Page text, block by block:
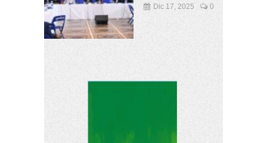
Dic 17, 2025 0